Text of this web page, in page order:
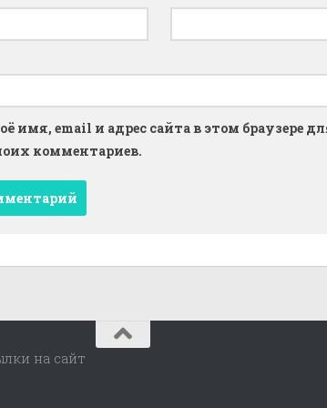
имя, email и адрес сайта в этом браузере
комментариев.
на сайт